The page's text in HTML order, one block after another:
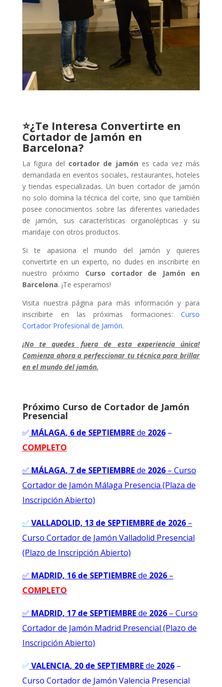
⭐¿Te Interesa Convertirte en
Cortador de Jamón en
Barcelona?
La figura del cortador de jamón es cada vez más
demandada en eventos sociales, restaurantes, hoteles
y tiendas especializadas. Un buen cortador de jamón
no solo domina la técnica del corte, sino que también
posee conocimientos sobre las diferentes variedades
de jamón, sus características organolépticas y su
maridaje con otros productos.
Si te apasiona el mundo del jamón y quieres
convertirte en un experto, no dudes en inscribirte en
nuestro próximo Curso cortador de Jamón en
Barcelona. ¡Te esperamos!
Visita nuestra página para más información y para
inscribirte en las próximas formaciones:
Curso
Cortador Profesional de Jamón.
¡No te quedes fuera de esta experiencia única!
Comienza ahora a perfeccionar tu técnica para brillar
en el mundo del jamón.
Próximo Curso de Cortador de Jamón
Presencial
✅ MÁLAGA, 6 de SEPTIEMBREde 2026–
COMPLETO
✅ MÁLAGA, 7 de SEPTIEMBREde 2026– Curso
Cortador de Jamón Málaga Presencia (Plaza de
Inscripción Abierto)
✅ VALLADOLID, 13 de SEPTIEMBRE de 2026–
Curso Cortador de Jamón Valladolid Presencial
(Plazo de Inscripción Abierto)
✅ MADRID, 16 de SEPTIEMBREde 2026–
COMPLETO
✅ MADRID, 17 de SEPTIEMBREde 2026– Curso
Cortador de Jamón Madrid Presencial (Plazo de
Inscripción Abierto)
✅ VALENCIA, 20 de SEPTIEMBREde 2026–
Curso Cortador de Jamón Valencia Presencial